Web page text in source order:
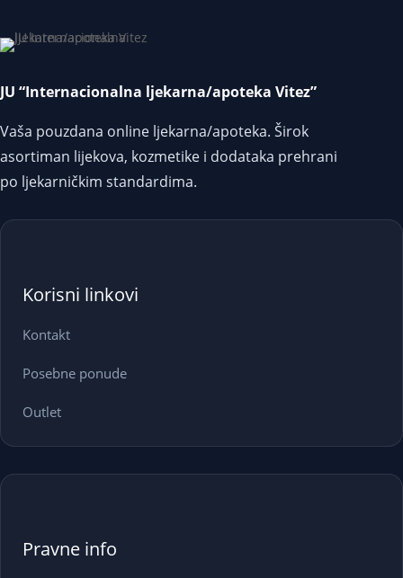
JU “Internacionalna ljekarna/apoteka Vitez”
Vaša pouzdana online ljekarna/apoteka. Širok
asortiman lijekova, kozmetike i dodataka prehrani
po ljekarničkim standardima.
Korisni linkovi
Kontakt
Posebne ponude
Outlet
Pravne info